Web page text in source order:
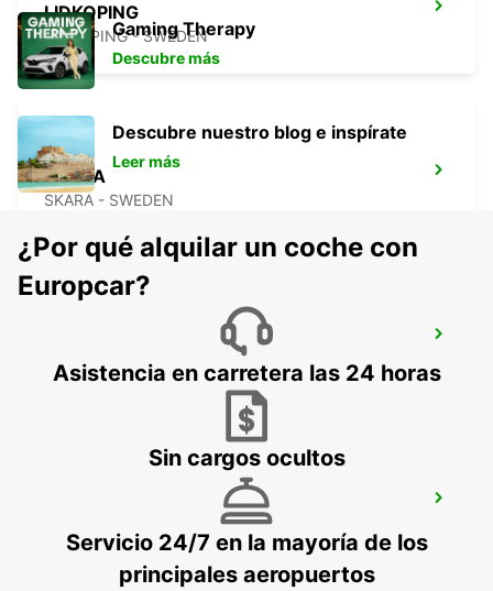
LIDKOPING
LIDKOPING - SWEDEN
SKARA
SKARA - SWEDEN
GOTHENBURG - HISINGEN
HISINGS BACKA - SWEDEN
GOTHENBURG CIUDAD
GOTHENBURG - SWEDEN
Gaming Therapy
Descubre más
Descubre nuestro blog e inspírate
Leer más
¿Por qué alquilar un coche con
Europcar?
Asistencia en carretera las 24 horas
Sin cargos ocultos
Servicio 24/7 en la mayoría de los
principales aeropuertos